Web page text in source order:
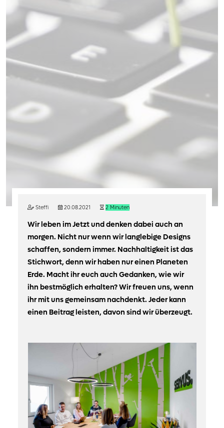
Steffi 20.08.2021 2 Minuten
Wir leben im Jetzt und denken dabei auch an
morgen. Nicht nur wenn wir langlebige Designs
schaffen, sondern immer. Nachhaltigkeit ist das
Stichwort, denn wir haben nur einen Planeten
Erde. Macht ihr euch auch Gedanken, wie wir
ihn bestmöglich erhalten? Wir freuen uns, wenn
ihr mit uns gemeinsam nachdenkt. Jeder kann
einen Beitrag leisten, davon sind wir überzeugt.